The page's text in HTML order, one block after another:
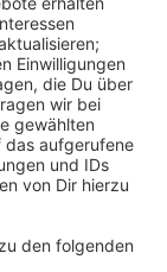
gerissen. Da
mit